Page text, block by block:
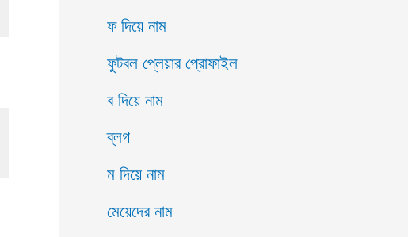
ফ দিয়ে নাম
ফুটবল প্লেয়ার প্রোফাইল
ব দিয়ে নাম
ব্লগ
ম দিয়ে নাম
মেয়েদের নাম